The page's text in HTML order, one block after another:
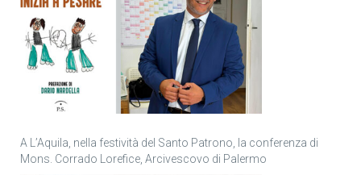
A L’Aquila, nella festività del Santo Patrono, la conferenza di
Mons. Corrado Lorefice, Arcivescovo di Palermo